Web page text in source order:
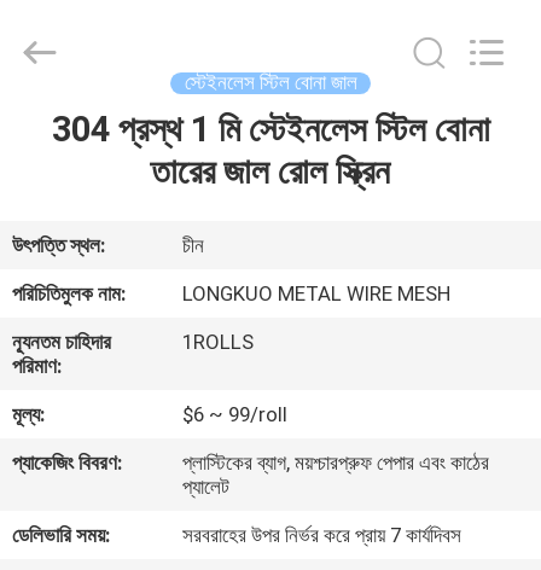
ভিডিও
আমাদের
সম্পর্কে
কারখানা
ভ্রমণ
Enterprise
Management
Reserved.
স্টেইনলেস স্টিল বোনা জাল
304 প্রস্থ 1 মি স্টেইনলেস স্টিল বোনা
তারের জাল রোল স্ক্রিন
উৎপত্তি স্থল:
চীন
পরিচিতিমুলক নাম:
LONGKUO METAL WIRE MESH
ন্যূনতম চাহিদার
পরিমাণ:
1ROLLS
মূল্য:
$6 ~ 99/roll
প্যাকেজিং বিবরণ:
প্লাস্টিকের ব্যাগ, ময়শ্চারপ্রুফ পেপার এবং কাঠের
প্যালেট
ডেলিভারি সময়:
সরবরাহের উপর নির্ভর করে প্রায় 7 কার্যদিবস